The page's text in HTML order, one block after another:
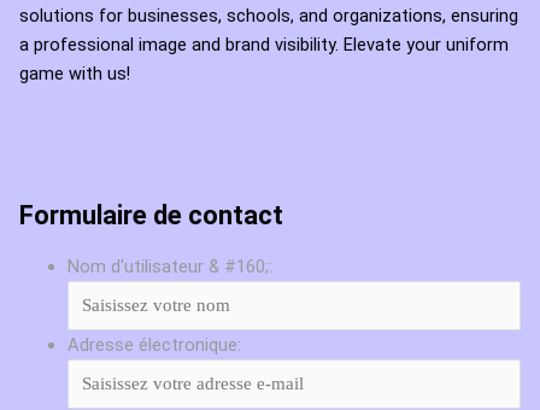
solutions for businesses, schools, and organizations, ensuring
a professional image and brand visibility. Elevate your uniform
game with us!
Formulaire de contact
Nom d'utilisateur & #160;:
Adresse électronique: